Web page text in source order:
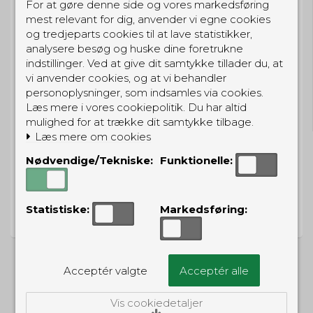
Eller hent i butikken til kl. 17:00
GRATIS LEVERING
Til pakkeboks ved køb for 399 kr.
Gratis hjemmelevering for 699 kr.
Vi har prisgaranti på alle produkter
ALTERNATIVE PRODUKTER
For at gøre denne side og vores markedsføring
mest relevant for dig, anvender vi egne cookies
og tredjeparts cookies til at lave statistikker,
analysere besøg og huske dine foretrukne
indstillinger. Ved at give dit samtykke tillader du, at
vi anvender cookies, og at vi behandler
personoplysninger, som indsamles via cookies.
Læs mere i vores cookiepolitik. Du har altid
mulighed for at trække dit samtykke tilbage.
Læs mere om cookies
Nødvendige/Tekniske: Funktionelle:
Statistiske: Markedsføring:
Acceptér valgte Acceptér alle
Vis cookiedetaljer